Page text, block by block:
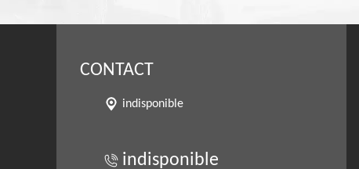
CONTACT
indisponible
indisponible